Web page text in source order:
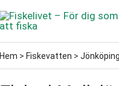
Hem > Fiskevatten >